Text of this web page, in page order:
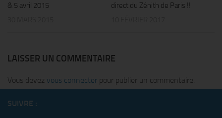
& 5 avril 2015
direct du Zénith de Paris !!
LAISSER UN COMMENTAIRE
Vous devez vous connecter pour publier un commentaire.
SUIVRE :